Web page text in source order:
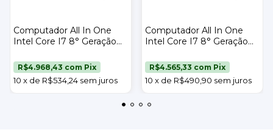
Computador All In One
Intel Core I7 8° Geração
21,5" Strong Tech
10 x de R$534,24 sem juros
R$4.968,43 com Pix
Computador All In One
Intel Core I7 8° Geração
23,8" Strong Tech
10 x de R$490,90 sem juros
R$4.565,33 com Pix